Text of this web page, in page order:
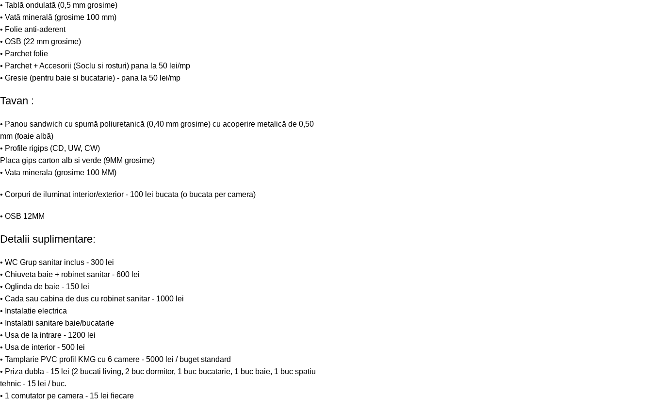
• Tablă ondulată (0,5 mm grosime)
• Vată minerală (grosime 100 mm)
• Folie anti-aderent
• OSB (22 mm grosime)
• Parchet folie
• Parchet + Accesorii (Soclu si rosturi) pana la 50 lei/mp
• Gresie (pentru baie si bucatarie) - pana la 50 lei/mp
Tavan :
• Panou sandwich cu spumă poliuretanică (0,40 mm grosime) cu acoperire metalică de 0,50
mm (foaie albă)
• Profile rigips (CD, UW, CW)
Placa gips carton alb si verde (9MM grosime)
• Vata minerala (grosime 100 MM)
• Corpuri de iluminat interior/exterior - 100 lei bucata (o bucata per camera)
• OSB 12MM
Detalii suplimentare:
• WC Grup sanitar inclus - 300 lei
• Chiuveta baie + robinet sanitar - 600 lei
• Oglinda de baie - 150 lei
• Cada sau cabina de dus cu robinet sanitar - 1000 lei
• Instalatie electrica
• Instalatii sanitare baie/bucatarie
• Usa de la intrare - 1200 lei
• Usa de interior - 500 lei
• Tamplarie PVC profil KMG cu 6 camere - 5000 lei / buget standard
• Priza dubla - 15 lei (2 bucati living, 2 buc dormitor, 1 buc bucatarie, 1 buc baie, 1 buc spatiu
tehnic - 15 lei / buc.
• 1 comutator pe camera - 15 lei fiecare